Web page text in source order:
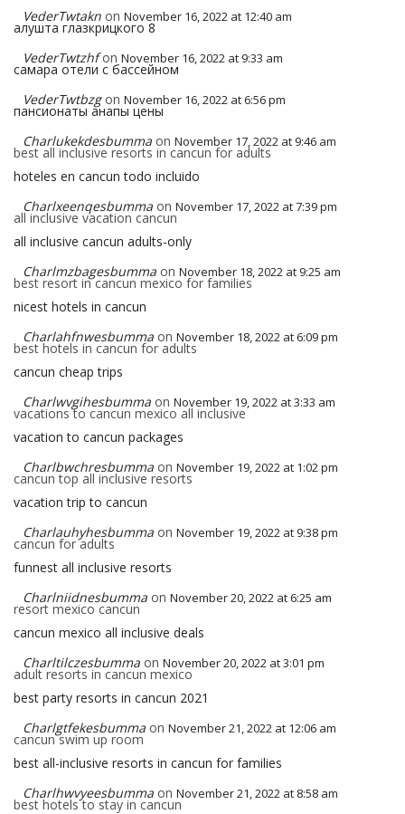
VederTwtakn on November 16, 2022 at 12:40 am
алушта глазкрицкого 8
VederTwtzhf on November 16, 2022 at 9:33 am
самара отели с бассейном
VederTwtbzg on November 16, 2022 at 6:56 pm
пансионаты анапы цены
Charlukekdesbumma on November 17, 2022 at 9:46 am
best all inclusive resorts in cancun for adults
hoteles en cancun todo incluido
Charlxeenqesbumma on November 17, 2022 at 7:39 pm
all inclusive vacation cancun
all inclusive cancun adults-only
Charlmzbagesbumma on November 18, 2022 at 9:25 am
best resort in cancun mexico for families
nicest hotels in cancun
Charlahfnwesbumma on November 18, 2022 at 6:09 pm
best hotels in cancun for adults
cancun cheap trips
Charlwvgihesbumma on November 19, 2022 at 3:33 am
vacations to cancun mexico all inclusive
vacation to cancun packages
Charlbwchresbumma on November 19, 2022 at 1:02 pm
cancun top all inclusive resorts
vacation trip to cancun
Charlauhyhesbumma on November 19, 2022 at 9:38 pm
cancun for adults
funnest all inclusive resorts
Charlniidnesbumma on November 20, 2022 at 6:25 am
resort mexico cancun
cancun mexico all inclusive deals
Charltilczesbumma on November 20, 2022 at 3:01 pm
adult resorts in cancun mexico
best party resorts in cancun 2021
Charlgtfekesbumma on November 21, 2022 at 12:06 am
cancun swim up room
best all-inclusive resorts in cancun for families
Charlhwvyeesbumma on November 21, 2022 at 8:58 am
best hotels to stay in cancun